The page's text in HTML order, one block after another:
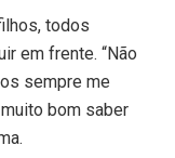
todos
em frente. “Não
sempre me
bom saber